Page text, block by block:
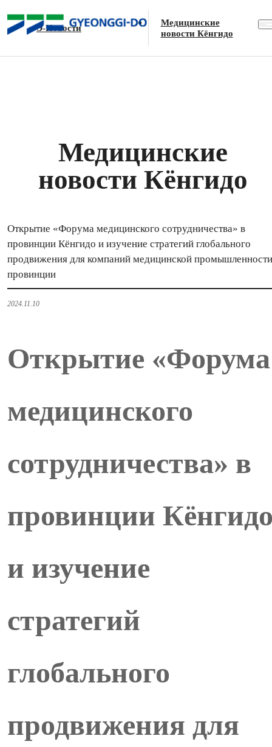
Э-Новости
Э-Новости
Медицинские
новости Кёнгидо
Медицинские
новости Кёнгидо
Открытие «Форума медицинского сотрудничества» в
провинции Кёнгидо и изучение стратегий глобального
продвижения для компаний медицинской промышленности
провинции
2024.11.10
Открытие «Форума
медицинского
сотрудничества» в
провинции
и изучение
стратегий
глобального
продвижения для